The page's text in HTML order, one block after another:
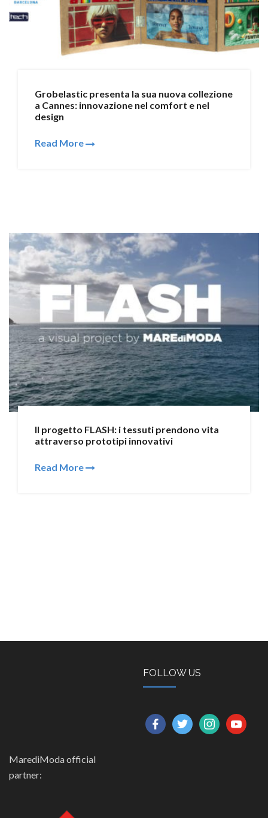
Grobelastic presenta la sua nuova collezione
a Cannes: innovazione nel comfort e nel
design
Read More
Il progetto FLASH: i tessuti prendono vita
attraverso prototipi innovativi
Read More
FOLLOW US
facebooktwitterinstagramyoutube
MarediModa official
partner: